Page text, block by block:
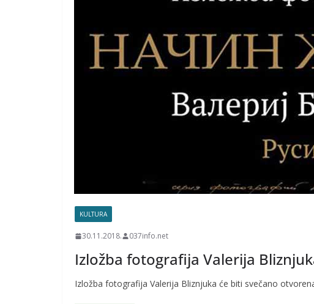
KULTURA
30.11.2018. 037info.net
Izložba fotografija Valerija
Izložba fotografija Valerija Bliznjuka će biti svečano